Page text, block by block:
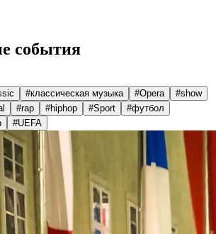
события
#классическая музыка #Opera #show
#rap #hiphop #Sport #футбол
#UEFA